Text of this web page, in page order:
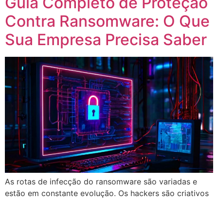
Contra Ransomware: O Que
Sua Empresa Precisa Saber
As rotas de infecção do ransomware são variadas e
estão em constante evolução. Os hackers são criativos